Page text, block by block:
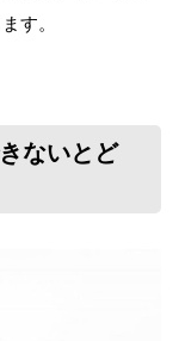
す。
ないとど